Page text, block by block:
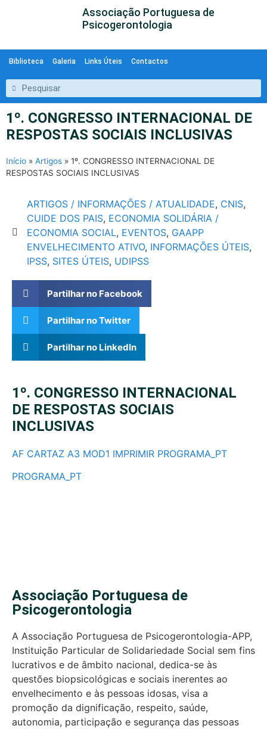
Associação Portuguesa de
Psicogerontologia
Biblioteca Galeria Links Úteis Contactos
1º. CONGRESSO INTERNACIONAL DE
RESPOSTAS SOCIAIS INCLUSIVAS
Início » Artigos » 1º. CONGRESSO INTERNACIONAL DE
RESPOSTAS SOCIAIS INCLUSIVAS
ARTIGOS / INFORMAÇÕES / ATUALIDADE, CNIS,
CUIDE DOS PAIS, ECONOMIA SOLIDÁRIA /
ECONOMIA SOCIAL, EVENTOS, GAAPP
ENVELHECIMENTO ATIVO, INFORMAÇÕES ÚTEIS,
IPSS, SITES ÚTEIS, UDIPSS
Partilhar no Facebook
Partilhar no Twitter
Partilhar no LinkedIn
1º. CONGRESSO INTERNACIONAL
DE RESPOSTAS SOCIAIS
INCLUSIVAS
AF CARTAZ A3 MOD1 IMPRIMIR PROGRAMA_PT
PROGRAMA_PT
Associação Portuguesa de
Psicogerontologia
A Associação Portuguesa de Psicogerontologia-APP,
Instituição Particular de Solidariedade Social sem fins
lucrativos e de âmbito nacional, dedica-se às
questões biopsicológicas e sociais inerentes ao
envelhecimento e às pessoas idosas, visa a
promoção da dignificação, respeito, saúde,
autonomia, participação e segurança das pessoas